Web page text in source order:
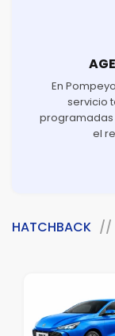
En
servicio
programadas
el
HATCHBACK //